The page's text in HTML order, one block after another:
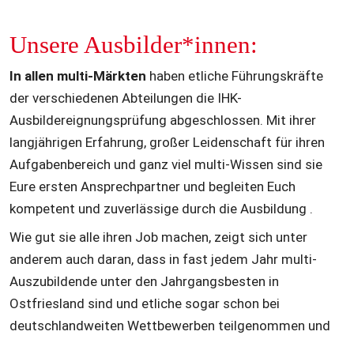
Unsere Ausbilder*innen:
In allen multi-Märkten haben etliche Führungskräfte
der verschiedenen Abteilungen die IHK-
Ausbildereignungsprüfung abgeschlossen. Mit ihrer
langjährigen Erfahrung, großer Leidenschaft für ihren
Aufgabenbereich und ganz viel multi-Wissen sind sie
Eure ersten Ansprechpartner und begleiten Euch
kompetent und zuverlässige durch die Ausbildung .
Wie gut sie alle ihren Job machen, zeigt sich unter
anderem auch daran, dass in fast jedem Jahr multi-
Auszubildende unter den Jahrgangsbesten in
Ostfriesland sind und etliche sogar schon bei
deutschlandweiten Wettbewerben teilgenommen und